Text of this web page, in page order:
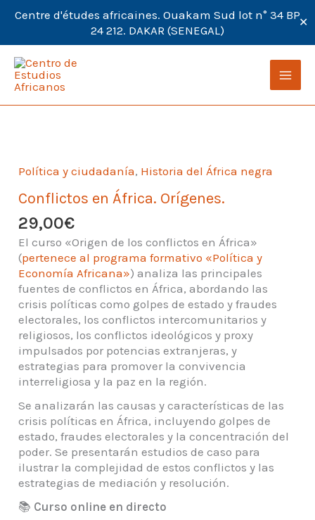
Centre d'études africaines. Ouakam Sud lot n° 34 BP
24 212. DAKAR (SENEGAL)
✕
contenido
Política y ciudadanía, Historia del África negra
Conflictos en África. Orígenes.
29,00€
El curso «Origen de los conflictos en África»
(pertenece al programa formativo «Política y
Economía Africana») analiza las principales
fuentes de conflictos en África, abordando las
crisis políticas como golpes de estado y fraudes
electorales, los conflictos intercomunitarios y
religiosos, los conflictos ideológicos y proxy
impulsados por potencias extranjeras, y
estrategias para promover la convivencia
interreligiosa y la paz en la región.
Se analizarán las causas y características de las
crisis políticas en África, incluyendo golpes de
estado, fraudes electorales y la concentración del
poder. Se presentarán estudios de caso para
ilustrar la complejidad de estos conflictos y las
estrategias de mediación y resolución.
📚 Curso online en directo